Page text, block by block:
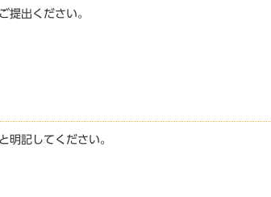
提出ください。
明記してください。